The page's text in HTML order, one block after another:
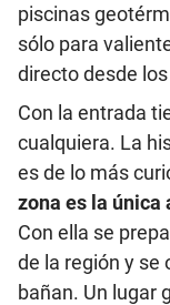
piscinas
sólo para
directo desde
Con la entrada
cualquiera. La
es de lo más
zona es la única
Con ella se
de la región y se
bañan. Un lugar